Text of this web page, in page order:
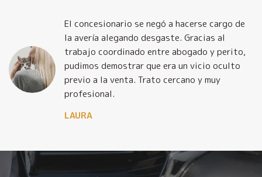
El concesionario se negó a hacerse cargo de
la avería alegando desgaste. Gracias al
trabajo coordinado entre abogado y perito,
pudimos demostrar que era un vicio oculto
previo a la venta. Trato cercano y muy
profesional.
LAURA